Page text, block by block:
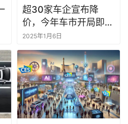
超30家车企宣布降
价，今年车市开局即恶
战
2025年1月6日